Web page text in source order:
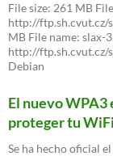
File size: 261 MB
http://ftp.sh.cvut.cz/
MB File name:
http://ftp.sh.cvut.cz/
Debian
El nuevo
proteger tu WiFi
Se ha hecho oficial